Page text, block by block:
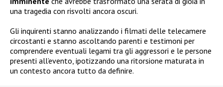
una tragedia con risvolti ancora oscuri.
Gli inquirenti stanno analizzando i filmati delle telecamere
circostanti e stanno ascoltando parenti e testimoni per
comprendere eventuali legami tra gli aggressori e le persone
presenti all’evento, ipotizzando una ritorsione maturata in
un contesto ancora tutto da definire.